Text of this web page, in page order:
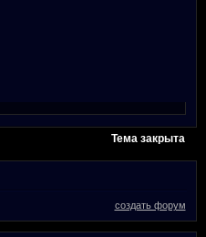
Тема закрыта
создать форум